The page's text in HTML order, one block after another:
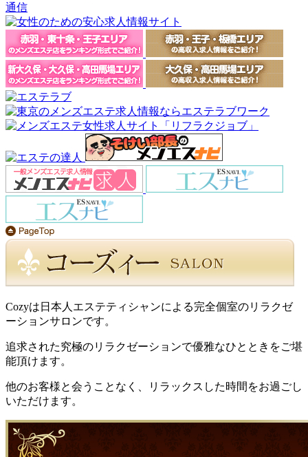
Cozyは日本人エステティシャンによる完全個室のリラクゼ
ーションサロンです。
追求された究極のリラクゼーションで優雅なひとときをご堪
能頂けます。
他のお客様と会うことなく、リラックスした時間をお過ごし
いただけます。